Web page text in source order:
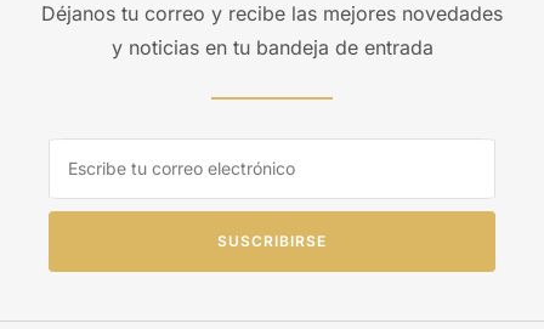
Déjanos tu correo y recibe las mejores novedades
y noticias en tu bandeja de entrada
SUSCRIBIRSE